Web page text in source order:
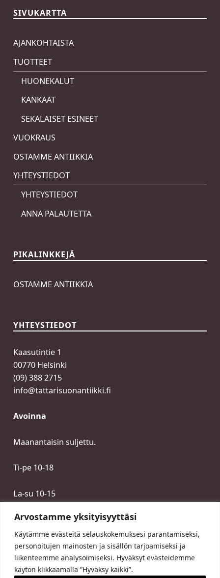
Arvostamme yksityisyyttäsi
Käytämme evästeitä selauskokemuksesi parantamiseksi,
personoitujen mainosten ja sisällön tarjoamiseksi ja
liikenteemme analysoimiseksi. Hyväksyt evästeidemme
käytön klikkaamalla ”Hyväksy kaikki”.
SIVUKARTTA
AJANKOHTAISTA
TUOTTEET
HUONEKALUT
KANKAAT
SEKALAISET ESINEET
VUOKRAUS
OSTAMME ANTIIKKIA
YHTEYSTIEDOT
YHTEYSTIEDOT
ANNA PALAUTETTA
PIKALINKKEJÄ
OSTAMME ANTIIKKIA
YHTEYSTIEDOT
Kaasutintie 1
00770 Helsinki
(09) 388 2715
info@tattarisuonantiikki.fi
Avoinna
Maanantaisin suljettu.
Ti-pe 10-18
La-su 10-15